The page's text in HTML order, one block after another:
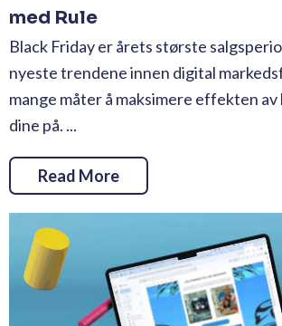
med Rule
Black Friday er årets største
nyeste trendene innen digital
mange måter å maksimere effekten av
dine på. ...
Read More